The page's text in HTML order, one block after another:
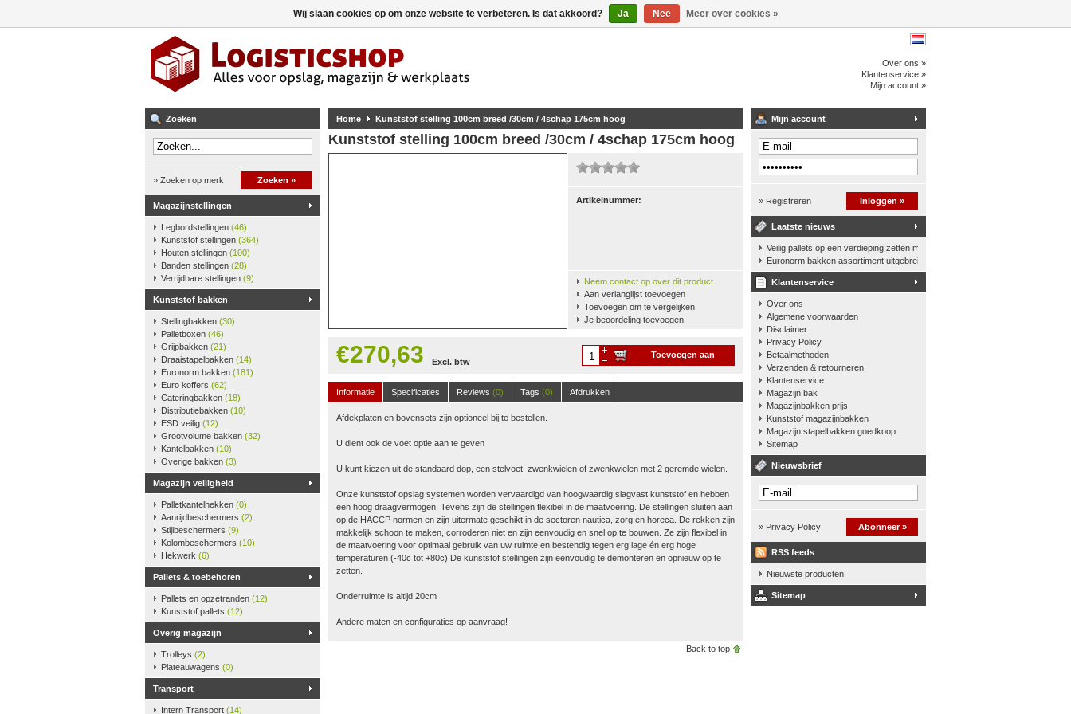
Over ons »
Klantenservice »
Mijn account »
Zoeken
» Zoeken op merk Zoeken »
Magazijnstellingen
Legbordstellingen (46)
Kunststof stellingen (364)
Houten stellingen (100)
Banden stellingen (28)
Verrijdbare stellingen (9)
Kunststof bakken
Stellingbakken (30)
Palletboxen (46)
Grijpbakken (21)
Draaistapelbakken (14)
Euronorm bakken (181)
Euro koffers (62)
Cateringbakken (18)
Distributiebakken (10)
ESD veilig (12)
Grootvolume bakken (32)
Kantelbakken (10)
Overige bakken (3)
Magazijn veiligheid
Palletkantelhekken (0)
Aanrijdbeschermers (2)
Stijlbeschermers (9)
Kolombeschermers (10)
Hekwerk (6)
Pallets & toebehoren
Pallets en opzetranden (12)
Kunststof pallets (12)
Overig magazijn
Trolleys (2)
Plateauwagens (0)
Transport
Intern Transport (14)
Home Kunststof stelling 100cm breed /30cm / 4schap 175cm hoog
Kunststof stelling 100cm breed /30cm / 4schap 175cm hoog
Artikelnummer:
Neem contact op over dit product
Aan verlanglijst toevoegen
Toevoegen om te vergelijken
Je beoordeling toevoegen
€270,63 Excl. btw
Toevoegen aan
Informatie
Specificaties Reviews (0) Tags (0) Afdrukken
Afdekplaten en bovensets zijn optioneel bij te bestellen.
U dient ook de voet optie aan te geven
U kunt kiezen uit de standaard dop, een stelvoet, zwenkwielen of zwenkwielen met 2 geremde wielen.
Onze kunststof opslag systemen worden vervaardigd van hoogwaardig slagvast kunststof en hebben
een hoog draagvermogen. Tevens zijn de stellingen flexibel in de maatvoering. De stellingen sluiten aan
op de HACCP normen en zijn uitermate geschikt in de sectoren nautica, zorg en horeca. De rekken zijn
makkelijk schoon te maken, corroderen niet en zijn eenvoudig en snel op te bouwen. Ze zijn flexibel in
de maatvoering voor optimaal gebruik van uw ruimte en bestendig tegen erg lage én erg hoge
temperaturen (-40c tot +80c) De kunststof stellingen zijn eenvoudig te demonteren en opnieuw op te
zetten.
Onderruimte is altijd 20cm
Andere maten en configuraties op aanvraag!
Back to top
Mijn account
» Registreren Inloggen »
Laatste nieuws
Veilig pallets op een verdieping zetten met een palletkantelhek
Euronorm bakken assortiment uitgebreid
Klantenservice
Over ons
Algemene voorwaarden
Disclaimer
Privacy Policy
Betaalmethoden
Verzenden & retourneren
Klantenservice
Magazijn bak
Magazijnbakken prijs
Kunststof magazijnbakken
Magazijn stapelbakken goedkoop
Sitemap
Nieuwsbrief
» Privacy Policy Abonneer »
RSS feeds
Nieuwste producten
Sitemap
Wij slaan cookies op om onze website te verbeteren. Is dat akkoord? Ja Nee Meer over cookies »